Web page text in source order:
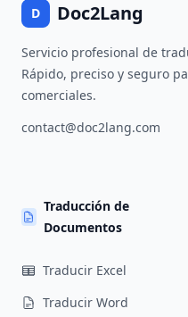
D Doc2Lang
Servicio profesional de
Rápido, preciso y seguro
comerciales.
contact@doc2lang.com
Traducción de
Documentos
Traducir Excel
Traducir Word